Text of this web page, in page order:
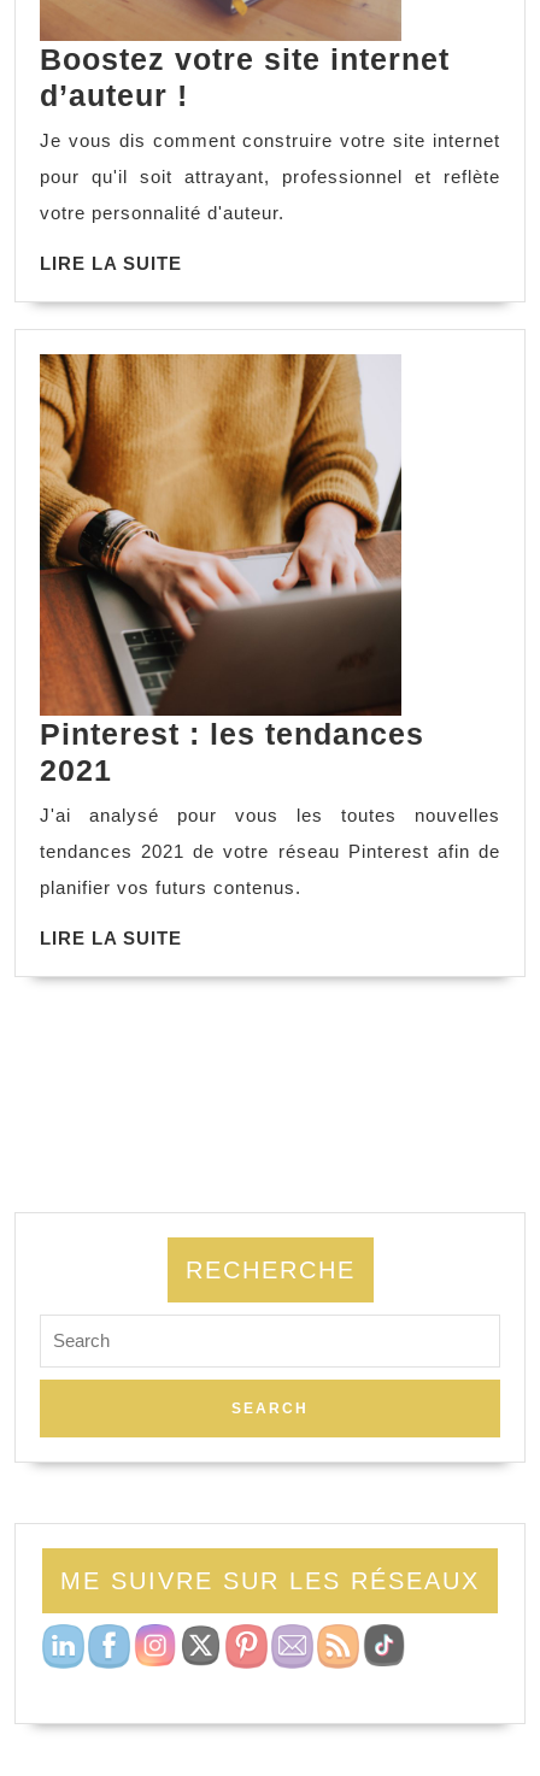
Boostez votre site internet
d’auteur !
Je vous dis comment construire votre site internet
pour qu'il soit attrayant, professionnel et reflète
votre personnalité d'auteur.
LIRE LA SUITE
Pinterest : les tendances
2021
J'ai analysé pour vous les toutes nouvelles
tendances 2021 de votre réseau Pinterest afin de
planifier vos futurs contenus.
LIRE LA SUITE
RECHERCHE
ME SUIVRE SUR LES RÉSEAUX